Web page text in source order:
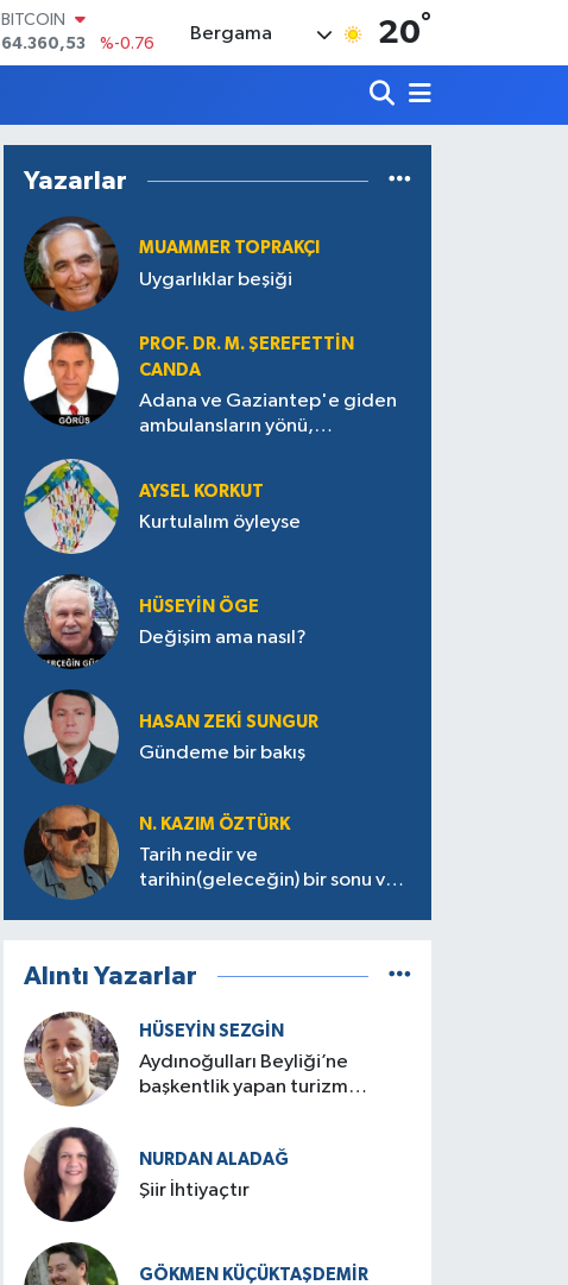
DOLAR
47,7143
%0.16
STERLİN
64,2463
%0.07
GRAM ALTIN
BİST100
13.887
%64
Bergama 20°
Yazarlar
MUAMMER TOPRAKÇI
Uygarlıklar beşiği
PROF. DR. M. ŞEREFETTIN
CANDA
Adana ve Gaziantep'e giden
ambulansların yönü,
AYSEL KORKUT
Kurtulalım öyleyse
HÜSEYIN ÖGE
Değişim ama nasıl?
HASAN ZEKI SUNGUR
Gündeme bir bakış
N. KAZIM ÖZTÜRK
Tarih nedir ve
tarihin(geleceğin) bir sonu var
Alıntı Yazarlar
HÜSEYIN SEZGIN
Aydınoğulları Beyliği’ne
başkentlik yapan turizm
NURDAN ALADAĞ
Şiir İhtiyaçtır
GÖKMEN KÜÇÜKTAŞDEMIR